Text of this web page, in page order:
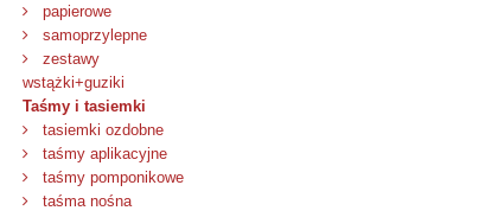
papierowe
samoprzylepne
zestawy
wstążki+guziki
Taśmy i tasiemki
tasiemki ozdobne
taśmy aplikacyjne
taśmy pomponikowe
taśma nośna